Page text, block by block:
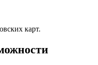
карт.